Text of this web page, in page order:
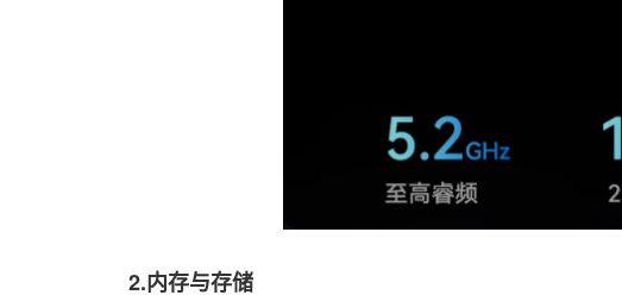
2.内存与存储